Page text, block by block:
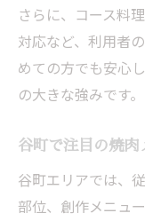
焼肉好き
焼肉と
さらに、コース料
対応など、利用者
めての方でも安心
の大きな強みです。
谷町で注目の焼
谷町エリアでは、
部位、創作メニュ